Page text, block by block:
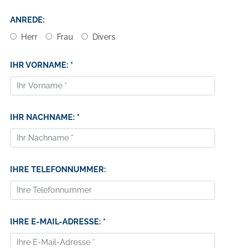
ANREDE:
Herr
Frau Divers
IHR VORNAME: *
IHR NACHNAME: *
IHRE TELEFONNUMMER:
IHRE E-MAIL-ADRESSE: *